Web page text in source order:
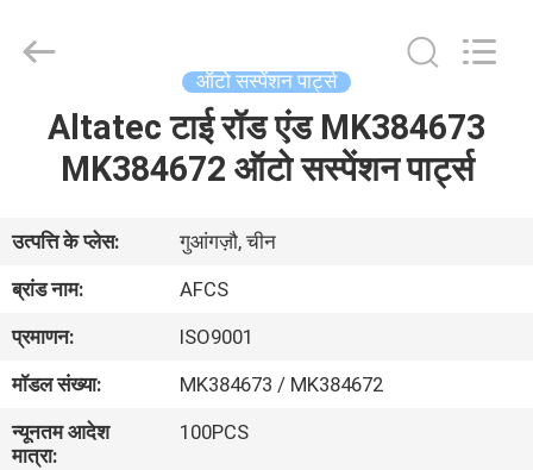
वीडियो
हमारे
बारे
में
PARTS
Reserved.
ऑटो सस्पेंशन पार्ट्स
Altatec टाई रॉड एंड MK384673
MK384672 ऑटो सस्पेंशन पार्ट्स
उत्पत्ति के प्लेस:
गुआंगज़ौ, चीन
ब्रांड नाम:
AFCS
प्रमाणन:
ISO9001
मॉडल संख्या:
MK384673 / MK384672
न्यूनतम आदेश
मात्रा:
100PCS